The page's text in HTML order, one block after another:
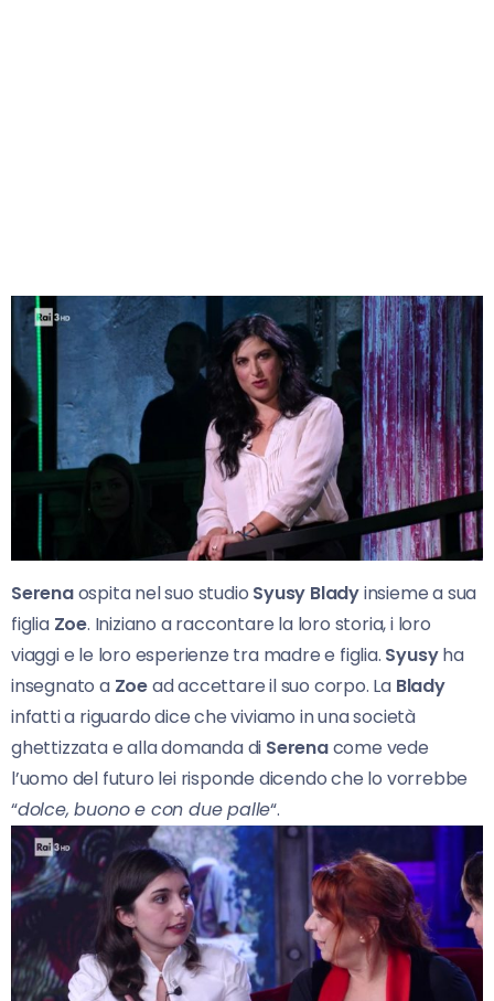
Serenaospita nel suo studio Syusy Bladyinsieme a sua
figlia Zoe. Iniziano a raccontare la loro storia, i loro
viaggi e le loro esperienze tra madre e figlia. Syusyha
insegnato a Zoead accettare il suo corpo. La Blady
infatti a riguardo dice che viviamo in una società
ghettizzata e alla domanda di Serenacome vede
l’uomo del futuro lei risponde dicendo che lo vorrebbe
“dolce, buono e con due palle“.